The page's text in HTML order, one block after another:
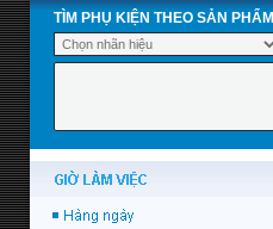
TÌM PHỤ KIỆN THEO SẢN PHẨM